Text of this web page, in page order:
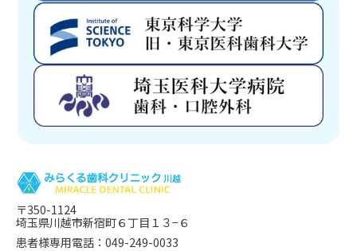
〒350-1124
埼玉県川越市新宿町６丁目１３−６
患者様専用電話：049-249-0033